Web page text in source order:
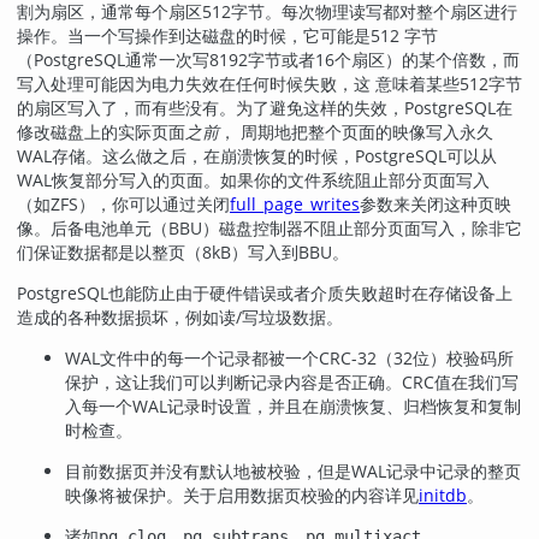
割为扇区，通常每个扇区512字节。每次物理读写都对整个扇区进行
操作。当一个写操作到达磁盘的时候，它可能是512 字节
（PostgreSQL 通常一次写8192字节或者16个扇区）的某个倍数，而
写入处理可能因为电力失效在任何时候失败，这 意味着某些512字节
的扇区写入了，而有些没有。为了避免这样的失效， PostgreSQL 在
修改磁盘上的实际页面之前， 周期地把整个页面的映像写入永久
WAL存储。这么做之后，在崩溃恢复的时候， PostgreSQL 可以从
WAL恢复部分写入的页面。如果你的文件系统阻止部分页面写入
（如ZFS），你可以通过关闭full_page_writes参数来关闭这种页映
像。后备电池单元（BBU）磁盘控制器不阻止部分页面写入，除非它
们保证数据都是以整页（8kB）写入到BBU。
PostgreSQL 也能防止由于硬件错误或者介质失败超时在存储设备上
造成的各种数据损坏，例如读/写垃圾数据。
WAL文件中的每一个记录都被一个CRC-32（32位）校验码所
保护，这让我们可以判断记录内容是否正确。CRC值在我们写
入每一个WAL记录时设置，并且在崩溃恢复、归档恢复和复制
时检查。
目前数据页并没有默认地被校验，但是WAL记录中记录的整页
映像将被保护。关于启用数据页校验的内容详见initdb。